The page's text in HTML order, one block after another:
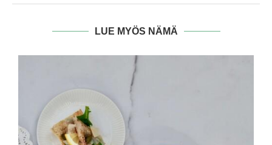
LUE MYÖS NÄMÄ